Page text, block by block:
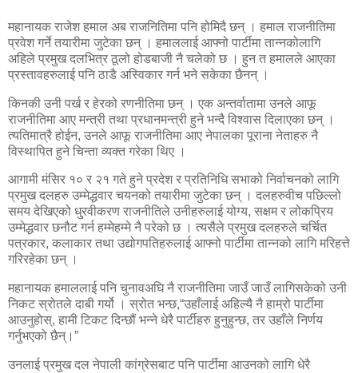
महानायक राजेश हमाल अब राजनितिमा पनि होमिदै छन् । हमाल राजनीतिमा
प्रवेश गर्ने तयारीमा जुटेका छन् । हमाललाई आफ्नो पार्टीमा तान्नकोलागि
अहिले प्रमुख दलभित्र ठूलो होडबाजी नै चलेको छ । हुन त हमालले आएका
प्रस्तावहरुलाई पनि ठाडै अस्विकार गर्न भने सकेका छैनन् ।
किनकी उनी पर्ख र हेरको रणनीतिमा छन् । एक अन्तर्वातामा उनले आफू
राजनीतिमा आए मन्त्री तथा प्रधानमन्त्री हुने भन्दै विश्वास दिलाएका छन् ।
त्यतिमात्रै होईन, उनले आफू राजनीतिमा आए नेपालका पूराना नेताहरु नै
विस्थापित हुने चिन्ता व्यक्त गरेका थिए ।
आगामी मंसिर १० र २१ गते हुने प्रदेश र प्रतिनिधि सभाको निर्वाचनको लागि
प्रमुख दलहरु उम्मेद्धवार चयनको तयारीमा जुटेका छन् । दलहरुवीच पछिल्लो
समय देखिएको धु्रवीकरण राजनीतिले उनीहरुलाई योग्य, सक्षम र लोकप्रिय
उम्मेद्धवार छनौट गर्न हम्मेहम्मे नै परेको छ । त्यसैले प्रमुख दलहरुले चर्चित
पत्रकार, कलाकार तथा उद्योगपतिहरुलाई आफ्नो पार्टीमा तान्नको लागि मरिहत्ते
गरिरहेका छन् ।
महानायक हमाललाई पनि चुनावअघि नै राजनीतिमा जाउँ जाउँ लागिसकेको उनी
निकट स्रोतले दाबी गर्यो । स्रोत भन्छ,“उहाँलाई अहिल्यै नै हाम्रो पार्टीमा
आउनुहोस्, हामी टिकट दिन्छौं भन्ने धेरै पार्टीहरु हुनुहुन्छ, तर उहाँले निर्णय
गर्नुभएको छैन्।”
उनलाई प्रमुख दल नेपाली कांग्रेसबाट पनि पार्टीमा आउनको लागि धेरै